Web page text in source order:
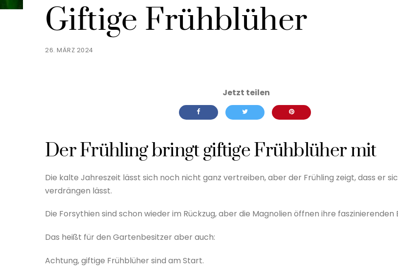
26. MÄRZ 2024
Giftige Frühblüher
Der Frühling bringt giftige Frühblüher mit
Die kalte Jahreszeit lässt sich noch nicht ganz vertreiben, aber der Frühling zeigt, dass er
verdrängen lässt.
Die Forsythien sind schon wieder im Rückzug, aber die Magnolien öffnen ihre faszinierenden
Das heißt für den Gartenbesitzer aber auch:
Achtung, giftige Frühblüher sind am Start.